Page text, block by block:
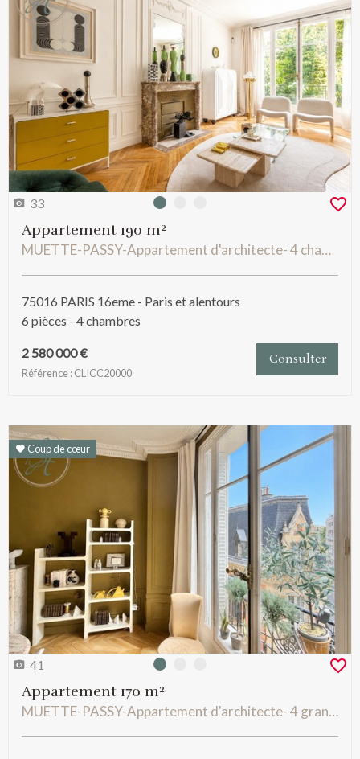
33 Photo 0
Appartement 190 m²
MUETTE-PASSY-Appartement d'architecte- 4 chambres - Balcon sur jardin- Lumière et calme.
75016 PARIS 16eme - Paris et alentours
6 pièces - 4 chambres
2 580 000 €
Référence : CLICC20000
Consulter
Coup de cœur
41 Photo 0
Appartement 170 m²
MUETTE-PASSY-Appartement d'architecte- 4 grandes chambres - Balcon sur jardin- Lumière et calme.